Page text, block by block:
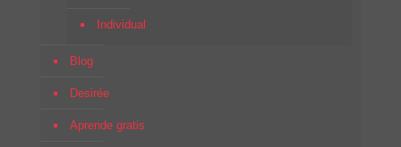
Individual
Blog
Desirée
Aprende gratis